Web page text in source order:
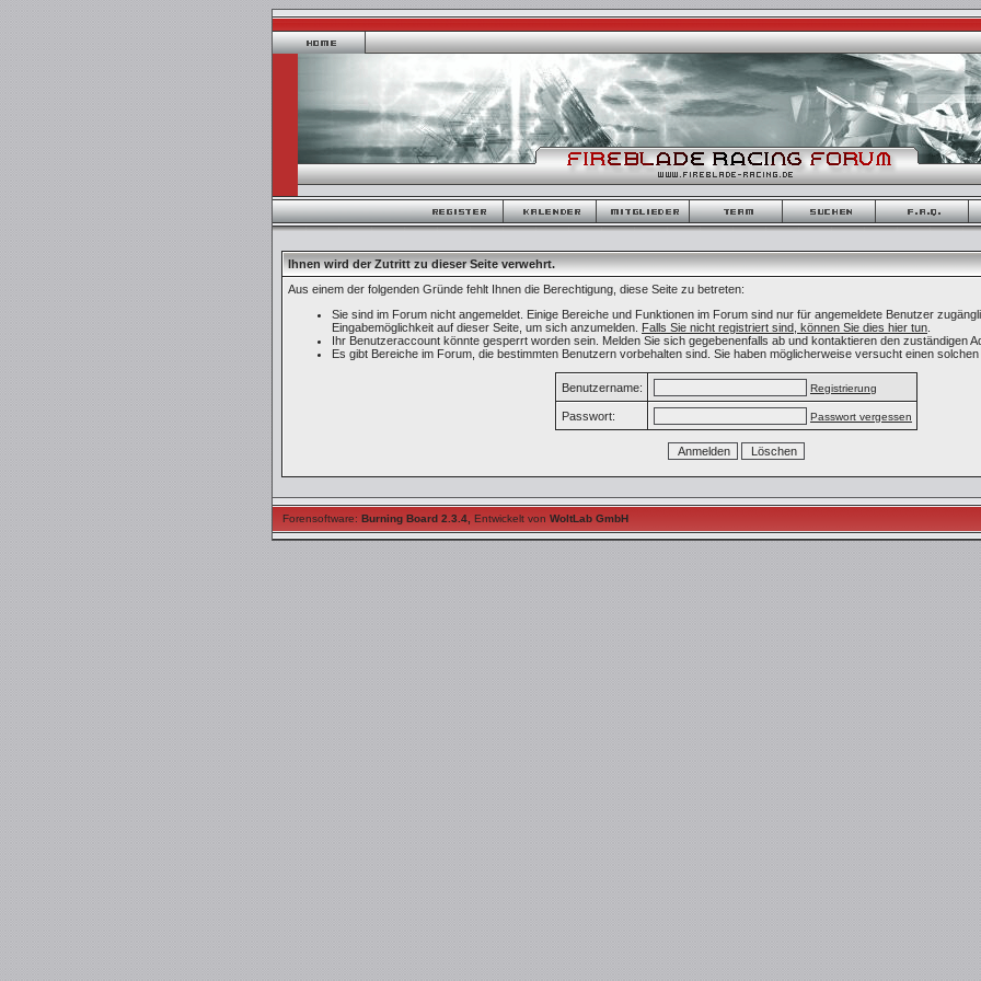
Ihnen wird der Zutritt zu dieser Seite verwehrt.
Aus einem der folgenden Gründe fehlt Ihnen die Berechtigung, diese Seite zu betreten:
Sie sind im Forum nicht angemeldet. Einige Bereiche und Funktionen im Forum sind nur für angemeldete Benutzer
Eingabemöglichkeit auf dieser Seite, um sich anzumelden. Falls Sie nicht registriert sind, können Sie dies hier tun
Ihr Benutzeraccount könnte gesperrt worden sein. Melden Sie sich gegebenenfalls ab und kontaktieren den zuständigen
Es gibt Bereiche im Forum, die bestimmten Benutzern vorbehalten sind. Sie haben möglicherweise versucht einen solchen
Benutzername: Registrierung
Passwort: Passwort vergessen
Forensoftware: Burning Board 2.3.4, Entwickelt von WoltLab GmbH